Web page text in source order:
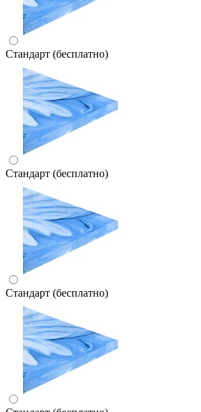
Стандарт (бесплатно)
Стандарт (бесплатно)
Стандарт (бесплатно)